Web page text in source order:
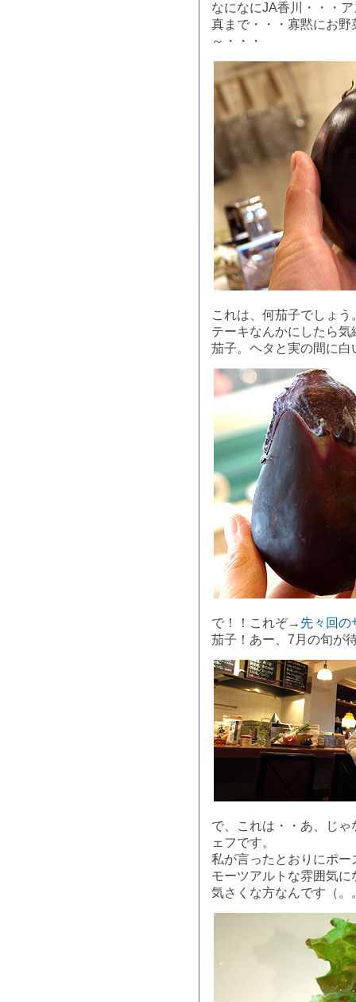
なになにJA香川・・・
真まで・・・寡黙にお
～・・・
これは、何茄子でしょ
テーキなんかにしたら
茄子。ヘタと実の間に白
で！！これぞ→ 先々回の
茄子！あー、7月の旬が
で、これは・・あ、じ
ェフです。
私が言ったとおりにポ
モーツアルトな雰囲気
気さくな方なんです（。